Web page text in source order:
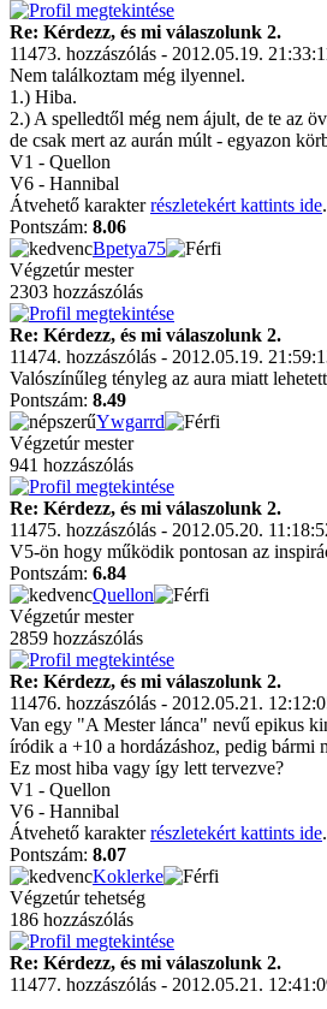
Re: Kérdezz, és mi válaszolunk 2.
11473. hozzászólás - 2012.05.19.
Nem találkoztam még ilyennel.
1.) Hiba.
2.) A spelledtől még nem ájult, de te az
de csak mert az aurán múlt - egyazon
V1 - Quellon
V6 - Hannibal
Átvehető karakterrészletekért kattints ide.
Pontszám: 8.06
Bpetya75
Végzetúr mester
2303 hozzászólás
Re: Kérdezz, és mi válaszolunk 2.
11474. hozzászólás - 2012.05.19.
Valószínűleg tényleg az aura miatt
Pontszám: 8.49
Ywgarrd
Végzetúr mester
941 hozzászólás
Re: Kérdezz, és mi válaszolunk 2.
11475. hozzászólás - 2012.05.20.
V5-ön hogy működik pontosan az
Pontszám: 6.84
Quellon
Végzetúr mester
2859 hozzászólás
Re: Kérdezz, és mi válaszolunk 2.
11476. hozzászólás - 2012.05.21.
Van egy "A Mester lánca" nevű epikus
íródik a +10 a hordázáshoz, pedig bármi
Ez most hiba vagy így lett tervezve?
V1 - Quellon
V6 - Hannibal
Átvehető karakterrészletekért kattints ide.
Pontszám: 8.07
Koklerke
Végzetúr tehetség
186 hozzászólás
Re: Kérdezz, és mi válaszolunk 2.
11477. hozzászólás - 2012.05.21.